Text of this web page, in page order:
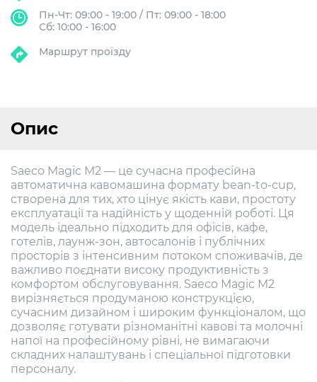
Пн-Чт: 09:00 - 19:00 / Пт: 09:00 - 18:00
Сб: 10:00 - 16:00
Маршрут проїзду
Опис
Saeco Magic M2 — це сучасна професійна
автоматична кавомашина формату bean-to-cup,
створена для тих, хто цінує якість кави, простоту
експлуатації та надійність у щоденній роботі. Ця
модель ідеально підходить для офісів, кафе,
готелів, лаунж-зон, автосалонів і публічних
просторів з інтенсивним потоком споживачів, де
важливо поєднати високу продуктивність з
комфортом обслуговування. Saeco Magic M2
вирізняється продуманою конструкцією,
сучасним дизайном і широким функціоналом, що
дозволяє готувати різноманітні кавові та молочні
напої на професійному рівні, не вимагаючи
складних налаштувань і спеціальної підготовки
персоналу.